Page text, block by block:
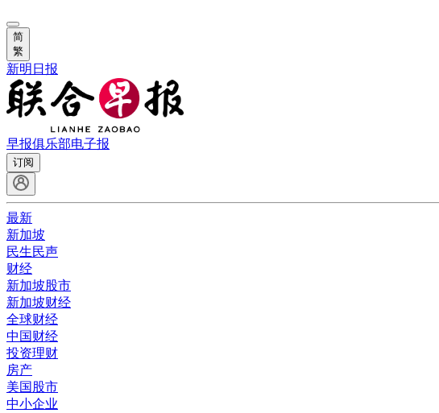
简
繁
新明日报
早报俱乐部电子报
订阅
最新
新加坡
民生民声
财经
新加坡股市
新加坡财经
全球财经
中国财经
投资理财
房产
美国股市
中小企业